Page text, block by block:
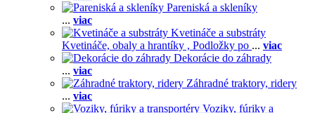
Pareniská a skleníky
... viac
Kvetináče a substráty
Kvetináče, obaly a hrantíky , Podložky po ... viac
Dekorácie do záhrady
... viac
Záhradné traktory, ridery
... viac
Voziky, fúriky a